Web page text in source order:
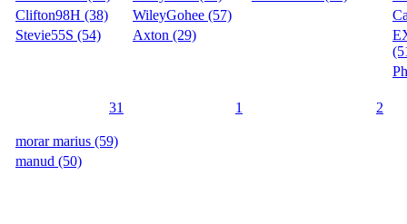
Clifton98H (38)
Stevie55S (54)
WileyGohee (57)
Axton (29)
31
morar marius (59)
manud (50)
1 2